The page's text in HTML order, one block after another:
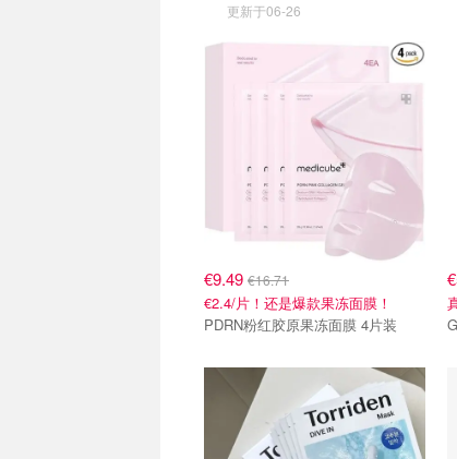
更新于06-26
€9.49 €16.71
€2.4/片！还是爆款果冻面膜！
PDRN粉红胶原果冻面膜 4片装